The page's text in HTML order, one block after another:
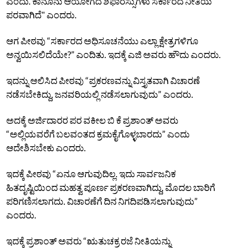
ಪರವಾಗಿದೆ" ಎಂದರು.
ಆಗ ಪೀಠವು “ಸರ್ಕಾರದ ಅಧಿಸೂಚನೆಯು ಎಲ್ಲಾ ಕ್ಷೇತ್ರಗಳಿಗೂ
ಅನ್ವಯಿಸಲಿದೆಯೇ?” ಎಂದಿತು. ಇದಕ್ಕೆ ಎಜಿ ಅವರು ಹೌದು ಎಂದರು.
ಇದನ್ನು ಆಲಿಸಿದ ಪೀಠವು “ಪ್ರಕರಣವನ್ನು ವಿಸ್ತೃತವಾಗಿ ವಿಚಾರಣೆ
ನಡೆಸಬೇಕಿದ್ದು, ಜನವರಿಯಲ್ಲಿ ನಡೆಸಲಾಗುವುದು” ಎಂದರು.
ಅದಕ್ಕೆ ಅರ್ಜಿದಾರರ ಪರ ವಕೀಲ ಬಿ ಕೆ ಪ್ರಶಾಂತ್‌ ಅವರು
“ಅಲ್ಲಿಯವರೆಗೆ ಬಲವಂತದ ಕ್ರಮಕೈಗೊಳ್ಳಬಾರದು” ಎಂದು
ಆದೇಶಿಸಬೇಕು ಎಂದರು.
ಇದಕ್ಕೆ ಪೀಠವು “ಏನೂ ಆಗುವುದಿಲ್ಲ. ಇದು ಸಾರ್ವಜನಿಕ
ಹಿತದೃಷ್ಟಿಯಿಂದ ಮಹತ್ವ ಪೂರ್ಣ ಪ್ರಕರಣವಾಗಿದ್ದು, ಮೊದಲ ಬಾರಿಗೆ
ಪರಿಗಣಿಸಲಾಗದು. ವಿಚಾರಣೆಗೆ ದಿನ ನಿಗದಿಪಡಿಸಲಾಗುವುದು”
ಎಂದರು.
ಇದಕ್ಕೆ ಪ್ರಶಾಂತ್‌ ಅವರು “ಋತುಚಕ್ರ ರಜೆ ನೀತಿಯನ್ನು